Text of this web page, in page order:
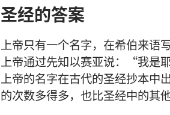
圣经的答案
上帝通过先知以赛亚说：“我是
上帝的名字在古代的圣经抄本中
的次数多得多，也比圣经中的其